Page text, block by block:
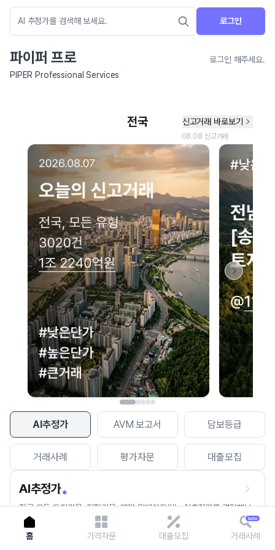
로그인
파이퍼 프로
로그인 해주세요.
PIPER Professional Services
AI추정가 AVM 보고서 담보등급
거래사례 평가자문 대출모집
AI추정가
전국 모든 토지건물, 집합건물, 매월 업데이트되는 AI추정가를 경험해보
세요.
네이버 지도 연결 안내
현재 네이버 지도 연결이 원활하지 않아 지도를 불러올 수 없습니다.
이용에 불편을 드려 죄송합니다.
다시 시도
홈 가격자문 대출모집 거래사례